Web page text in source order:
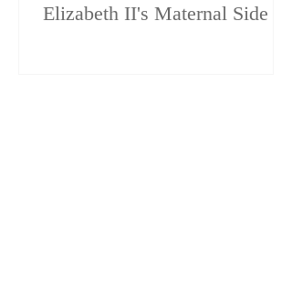
Elizabeth II's Maternal Side